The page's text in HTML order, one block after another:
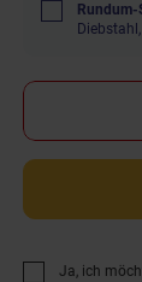
Ja, ich